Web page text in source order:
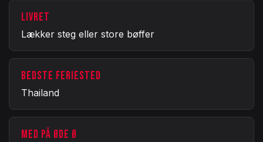
LIVRET
Lækker steg eller store bøffer
BEDSTE FERIESTED
Thailand
MED PÅ ØDE Ø